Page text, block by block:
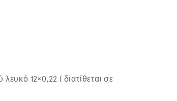
12×0,22 ( διατίθεται σε